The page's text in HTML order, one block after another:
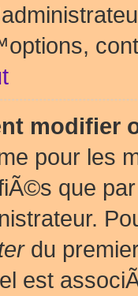
modifier
pour les
que
du
est